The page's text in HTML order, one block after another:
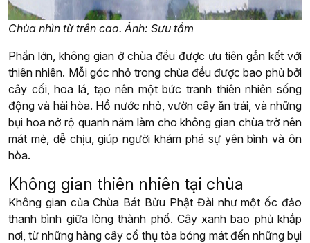
Chùa nhìn từ trên cao. Ảnh: Sưu tầm
Phần lớn, không gian ở chùa đều được ưu tiên gắn kết với
thiên nhiên. Mỗi góc nhỏ trong chùa đều được bao phủ bởi
cây cối, hoa lá, tạo nên một bức tranh thiên nhiên sống
động và hài hòa. Hồ nước nhỏ, vườn cây ăn trái, và những
bụi hoa nở rộ quanh năm làm cho không gian chùa trở nên
mát mẻ, dễ chịu, giúp người khám phá sự yên bình và ôn
hòa.
Không gian thiên nhiên tại chùa
Không gian của Chùa Bát Bửu Phật Đài như một ốc đảo
thanh bình giữa lòng thành phố. Cây xanh bao phủ khắp
nơi, từ những hàng cây cổ thụ tỏa bóng mát đến những bụi